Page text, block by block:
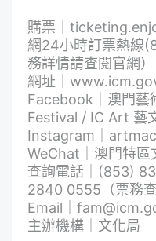
購票｜
網24小時訂票熱線
務詳情請查閱官網）
網址｜
Facebook｜ 澳門藝
Festival / IC Art 藝
Instagram｜
WeChat｜澳門特區
查詢電話｜(853)
2840 0555（票務查
Email｜
主辦機構｜文化局